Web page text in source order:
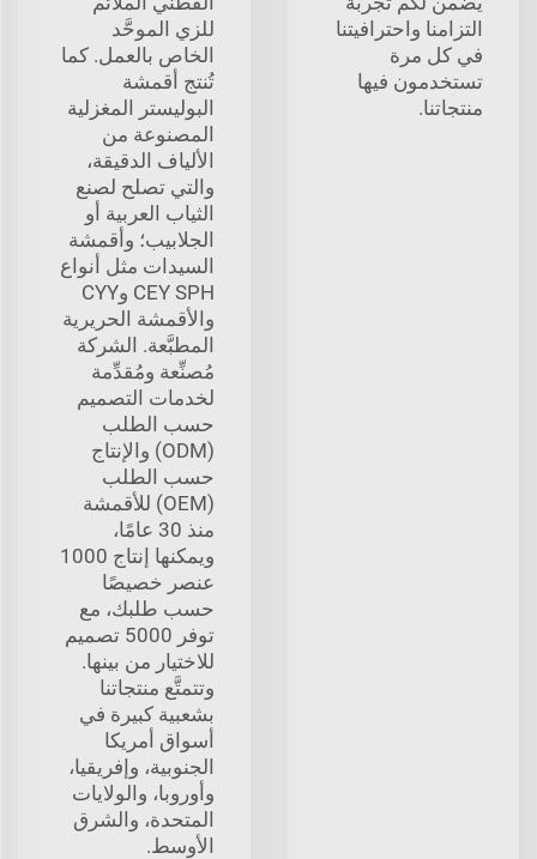
التزامنا واحترافيتنا
في كل مرة
تستخدمون فيها
منتجاتنا.
للزي الموحَّد
الخاص بالعمل. كما
تُنتج أقمشة
البوليستر المغزلية
المصنوعة من
الألياف الدقيقة،
والتي تصلح لصنع
الثياب العربية أو
الجلابيب؛ وأقمشة
السيدات مثل أنواع
CEY SPH وCYY
والأقمشة الحريرية
المطبَّعة. الشركة
مُصنِّعة ومُقدِّمة
لخدمات التصميم
حسب الطلب
(ODM) والإنتاج
حسب الطلب
(OEM) للأقمشة
منذ 30 عامًا،
ويمكنها إنتاج 1000
عنصر خصيصًا
حسب طلبك، مع
توفر 5000 تصميم
للاختيار من بينها.
وتتمتَّع منتجاتنا
بشعبية كبيرة في
أسواق أمريكا
الجنوبية، وإفريقيا،
وأوروبا، والولايات
المتحدة، والشرق
الأوسط.